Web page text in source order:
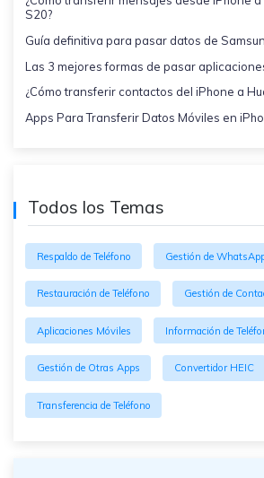
S20?
Guía definitiva para pasar datos de
Las 3 mejores formas de pasar
¿Cómo transferir contactos del iPhone a
Apps Para Transferir Datos Móviles en
Todos los Temas
Respaldo de Teléfono Gestión de
Restauración de Teléfono Gestión de
Aplicaciones Móviles Información de
Gestión de Otras Apps Convertidor HEIC
Transferencia de Teléfono